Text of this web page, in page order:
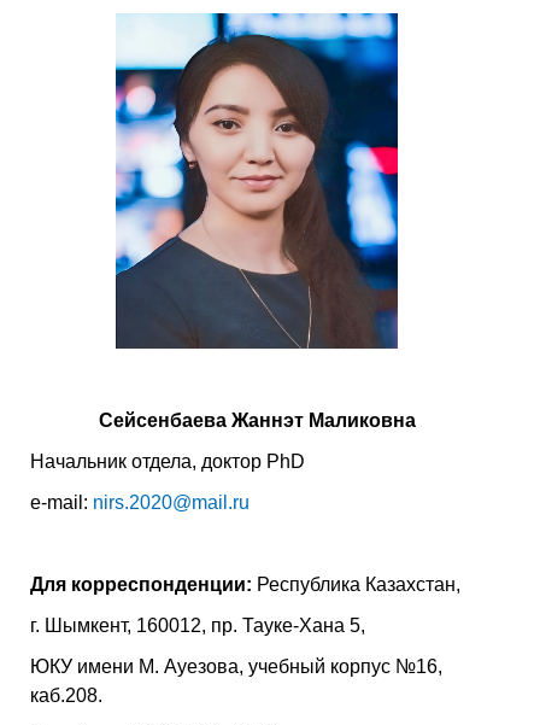
Сейсенбаева Жаннэт Маликовна
Начальник отдела, доктор PhD
e-mail: nirs.2020@mail.ru
Для корреспонденции: Республика Казахстан,
г. Шымкент, 160012, пр. Тауке-Хана 5,
ЮКУ имени М. Ауезова, учебный корпус №16,
каб.208.